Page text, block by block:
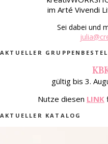
im Arté Vivendi
Sei dabei und
AKTUELLER
gültig bis 3.
Nutze diesen LINK
AKTUELLER KATALOG